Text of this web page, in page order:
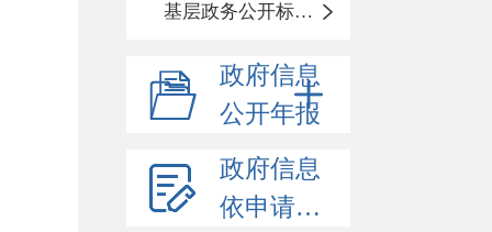
基层政务公开标准化目录
政府信息
公开年报
政府信息
依申请公开